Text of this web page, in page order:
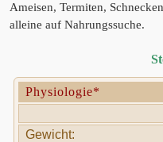
Ameisen, Termiten,
alleine auf Nahrungssuche.
Physiologie*
Gewicht: